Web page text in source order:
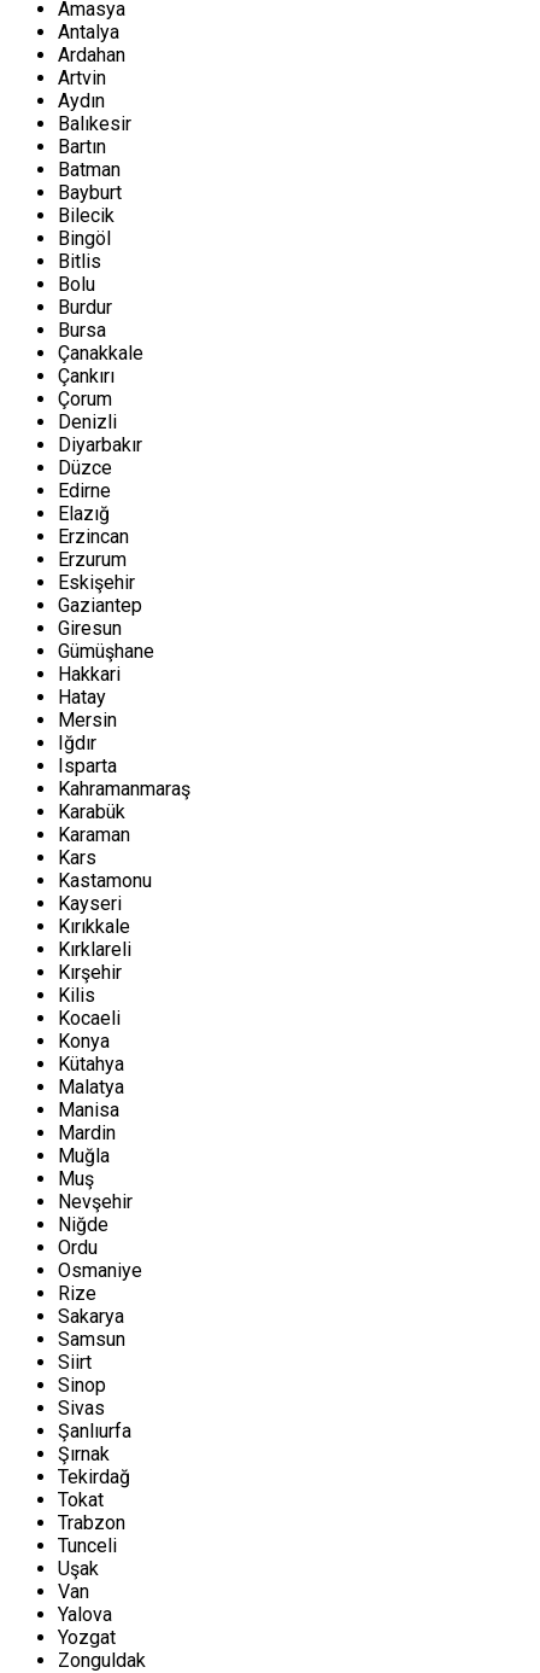
Amasya
Antalya
Ardahan
Artvin
Aydın
Balıkesir
Bartın
Batman
Bayburt
Bilecik
Bingöl
Bitlis
Bolu
Burdur
Bursa
Çanakkale
Çankırı
Çorum
Denizli
Diyarbakır
Düzce
Edirne
Elazığ
Erzincan
Erzurum
Eskişehir
Gaziantep
Giresun
Gümüşhane
Hakkari
Hatay
Mersin
Iğdır
Isparta
Kahramanmaraş
Karabük
Karaman
Kars
Kastamonu
Kayseri
Kırıkkale
Kırklareli
Kırşehir
Kilis
Kocaeli
Konya
Kütahya
Malatya
Manisa
Mardin
Muğla
Muş
Nevşehir
Niğde
Ordu
Osmaniye
Rize
Sakarya
Samsun
Siirt
Sinop
Sivas
Şanlıurfa
Şırnak
Tekirdağ
Tokat
Trabzon
Tunceli
Uşak
Van
Yalova
Yozgat
Zonguldak